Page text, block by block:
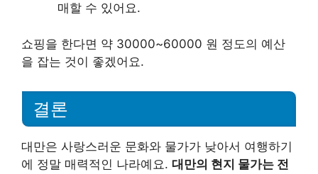
매할 수 있어요.
쇼핑을 한다면 약 30000~60000 원 정도의 예산
을 잡는 것이 좋겠어요.
결론
대만은 사랑스러운 문화와 물가가 낮아서 여행하기
에 정말 매력적인 나라예요. 대만의 현지 물가는 전